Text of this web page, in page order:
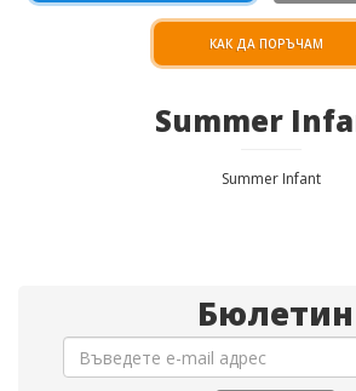
КАК ДА ПОРЪЧАМ
Summer
Summer Infant
Бюлетин